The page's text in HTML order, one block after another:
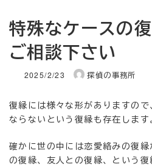
特殊なケースの
ご相談下さい
2025/2/23 探偵の事務所
復縁には様々な形がありますの
ならないという復縁も存在します
確かに世の中には恋愛絡みの復
の復縁、友人との復縁、という復